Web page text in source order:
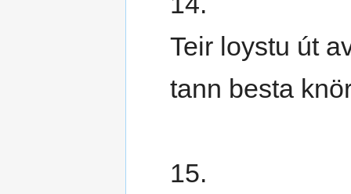
Teir loystu út
tann besta
15.